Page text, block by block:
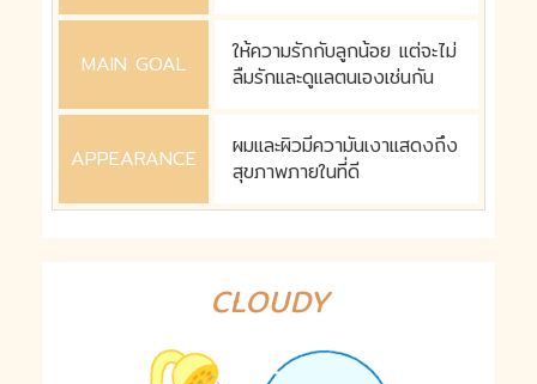
MAIN GOAL
ให้ความรักกับลูกน้อย แต่จะไม่
ลืมรักและดูแลตนเองเช่นกัน
APPEARANCE
ผมและผิวมีความันเงาแสดงถึง
สุขภาพภายในที่ดี
CLOUDY